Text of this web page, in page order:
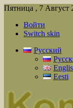
Пятница , 7 Август
Войти
Switch skin
Русский
Eesti